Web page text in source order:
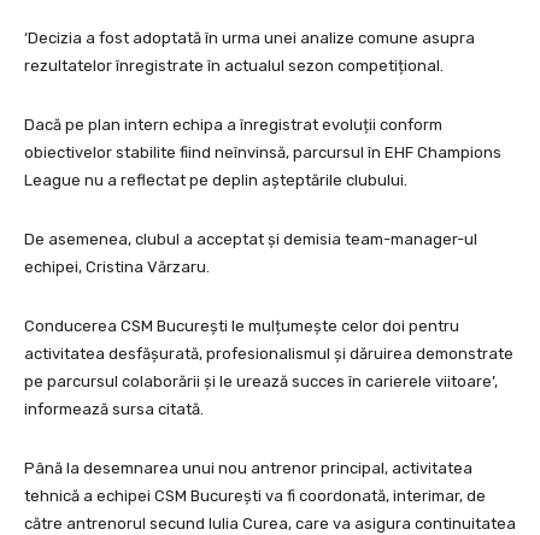
‘Decizia a fost adoptată în urma unei analize comune asupra
rezultatelor înregistrate în actualul sezon competițional.
Dacă pe plan intern echipa a înregistrat evoluții conform
obiectivelor stabilite fiind neînvinsă, parcursul în EHF Champions
League nu a reflectat pe deplin așteptările clubului.
De asemenea, clubul a acceptat și demisia team-manager-ul
echipei, Cristina Vărzaru.
Conducerea CSM București le mulțumește celor doi pentru
activitatea desfășurată, profesionalismul și dăruirea demonstrate
pe parcursul colaborării și le urează succes în carierele viitoare’,
informează sursa citată.
Până la desemnarea unui nou antrenor principal, activitatea
tehnică a echipei CSM București va fi coordonată, interimar, de
către antrenorul secund Iulia Curea, care va asigura continuitatea